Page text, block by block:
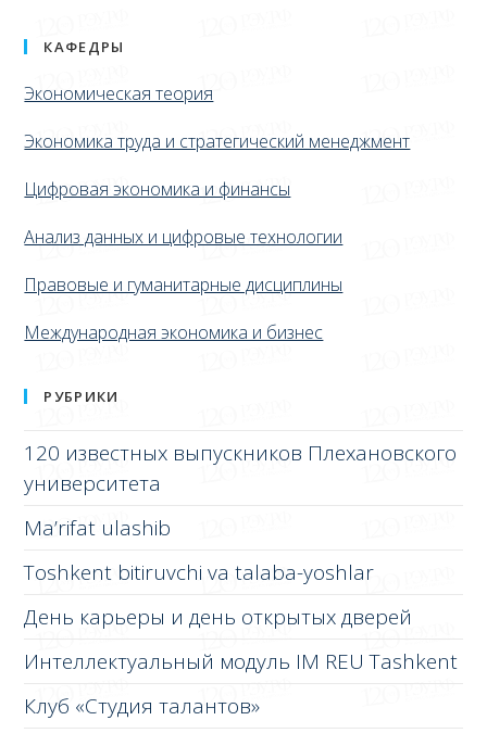
КАФЕДРЫ
Экономическая теория
Экономика труда и стратегический менеджмент
Цифровая экономика и финансы
Анализ данных и цифровые технологии
Правовые и гуманитарные дисциплины
Международная экономика и бизнес
РУБРИКИ
120 известных выпускников Плехановского
университета
Ma’rifat ulashib
Toshkent bitiruvchi va talaba-yoshlar
День карьеры и день открытых дверей
Интеллектуальный модуль IM REU Tashkent
Клуб «Студия талантов»